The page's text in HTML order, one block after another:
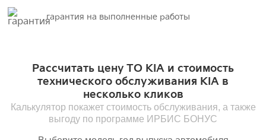
гарантия на выполненные работы
Рассчитать цену ТО KIA и стоимость
технического обслуживания KIA в
несколько кликов
Калькулятор покажет стоимость обслуживания, а также
выгоду по программе ИРБИС БОНУС